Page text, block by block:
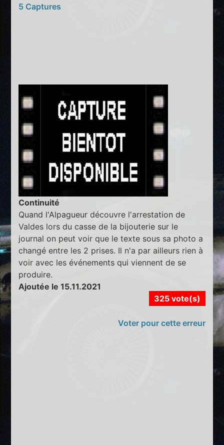
5 Captures
Continuité
Quand l'Alpagueur découvre l'arrestation de
Valdes lors du casse de la bijouterie sur le
journal on peut voir que le texte sous sa photo a
changé entre les 2 prises. Il n'a par ailleurs rien à
voir avec les événements qui viennent de se
produire.
Ajoutée le 15.11.2021
325 vote(s)
Voter pour cette erreur